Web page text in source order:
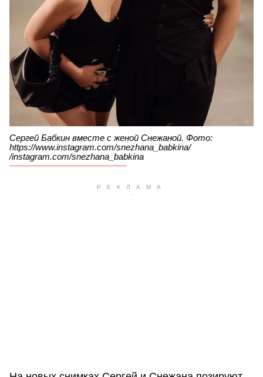
Сергей Бабкин вместе с женой Снежаной. Фото:
https://www.instagram.com/snezhana_babkina/
/instagram.com/snezhana_babkina